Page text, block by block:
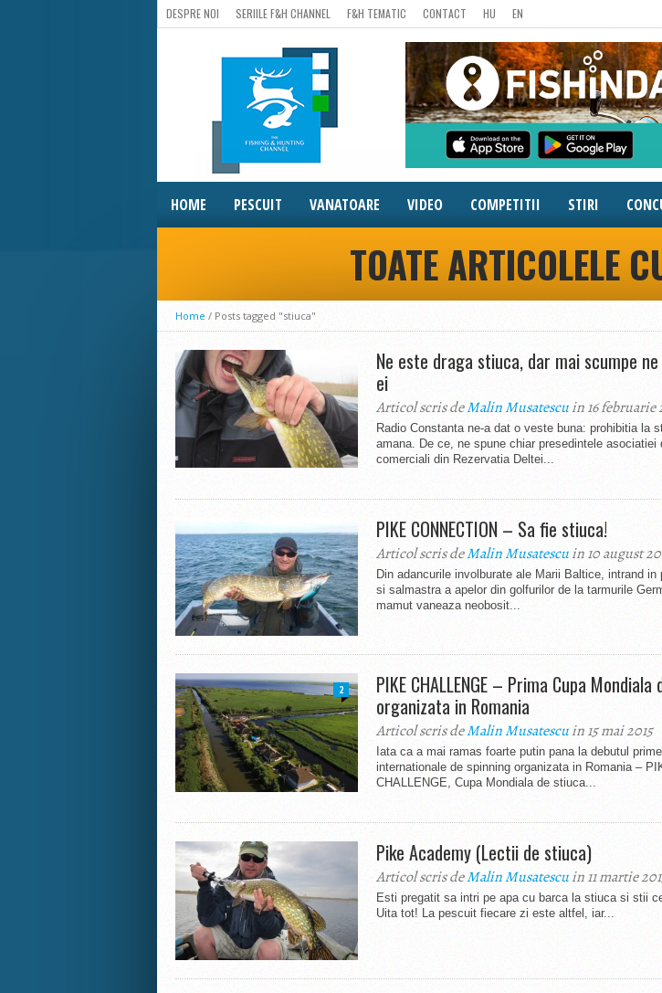
DESPRE NOI SERIILE F&H CHANNEL F&H TEMATIC CONTACT HU EN
HOME PESCUIT VANATOARE VIDEO COMPETITII STIRI
TOATE ARTICOLELE
Home / Posts tagged "stiuca"
Ne este draga stiuca, dar mai scumpe
ei
Articol scris deMalin Musatescuin 16 februarie
Radio Constanta ne-a dat o veste buna: prohibitia la
amana. De ce, ne spune chiar presedintele asociatiei
comerciali din Rezervatia Deltei...
PIKE CONNECTION – Sa fie stiuca!
Articol scris deMalin Musatescuin 10 august
Din adancurile involburate ale Marii Baltice, intrand in
si salmastra a apelor din golfurilor de la tarmurile
mamut vaneaza neobosit...
2
PIKE CHALLENGE – Prima Cupa
organizata in Romania
Articol scris deMalin Musatescuin 15 mai 2015
Iata ca a mai ramas foarte putin pana la debutul
internationale de spinning organizata in Romania –
CHALLENGE, Cupa Mondiala de stiuca...
Pike Academy (Lectii de stiuca)
Articol scris deMalin Musatescuin 11 martie
Esti pregatit sa intri pe apa cu barca la stiuca si stii
Uita tot! La pescuit fiecare zi este altfel, iar...